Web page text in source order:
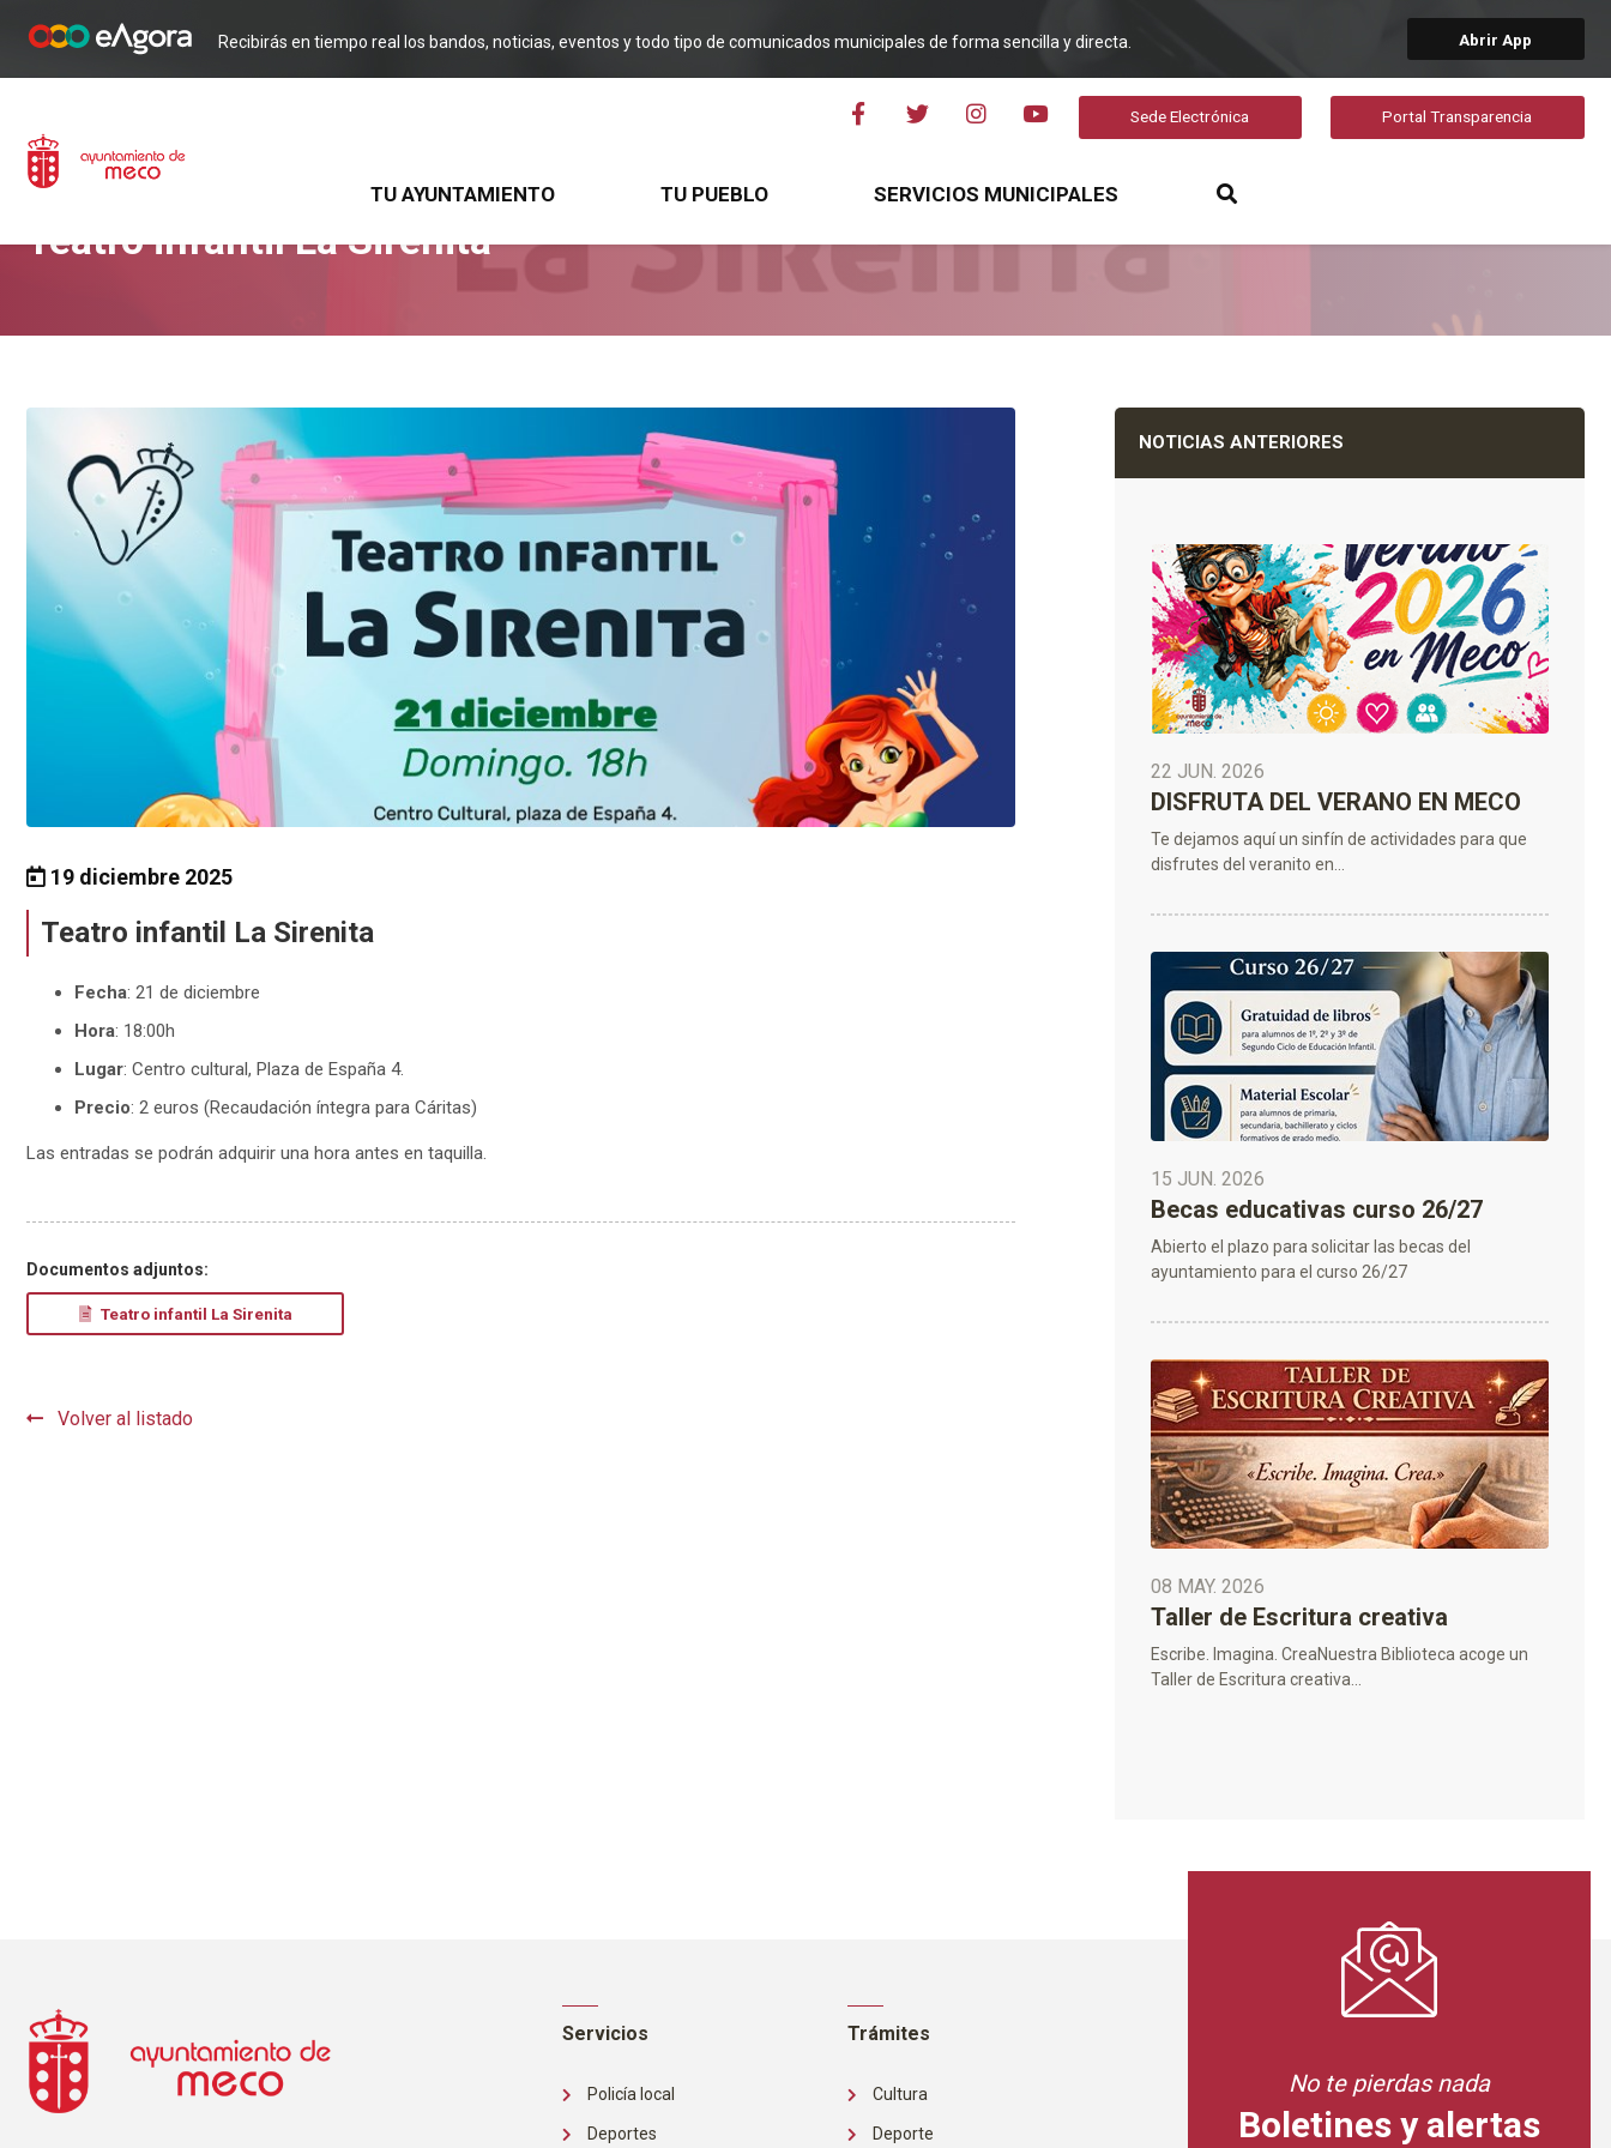
Recibirás en tiempo real los bandos, noticias, eventos y todo tipo de comunicados municipales de forma sencilla y directa. Abrir App
Sede Electrónica Portal Transparencia
TU AYUNTAMIENTO TU PUEBLO SERVICIOS MUNICIPALES
Teatro infantil La Sirenita
19 diciembre 2025
Teatro infantil La Sirenita
Fecha: 21 de diciembre
Hora: 18:00h
Lugar: Centro cultural, Plaza de España 4.
Precio: 2 euros (Recaudación íntegra para Cáritas)
Las entradas se podrán adquirir una hora antes en taquilla.
Documentos adjuntos:
Teatro infantil La Sirenita
Volver al listado
NOTICIAS ANTERIORES
22 JUN. 2026
DISFRUTA DEL VERANO EN MECO
Te dejamos aquí un sinfín de actividades para que
disfrutes del veranito en...
15 JUN. 2026
Becas educativas curso 26/27
Abierto el plazo para solicitar las becas del
ayuntamiento para el curso 26/27
08 MAY. 2026
Taller de Escritura creativa
Escribe. Imagina. CreaNuestra Biblioteca acoge un
Taller de Escritura creativa...
Servicios
Policía local
Deportes
Trámites
Cultura
Deporte
No te pierdas nada
Boletines y alertas